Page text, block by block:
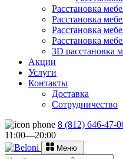
Расстановка
Расстановка
Расстановка
Расстановка
3D расстановка
Акции
Услуги
Контакты
Доставка
Сотрудничество
8 (812) 646-47-
11:00—20:00
Меню